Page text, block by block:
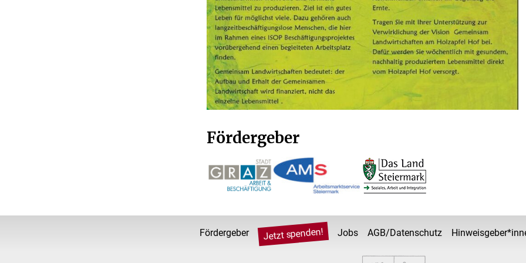
Fördergeber
Fördergeber Jetzt spenden! Jobs AGB/Datenschutz